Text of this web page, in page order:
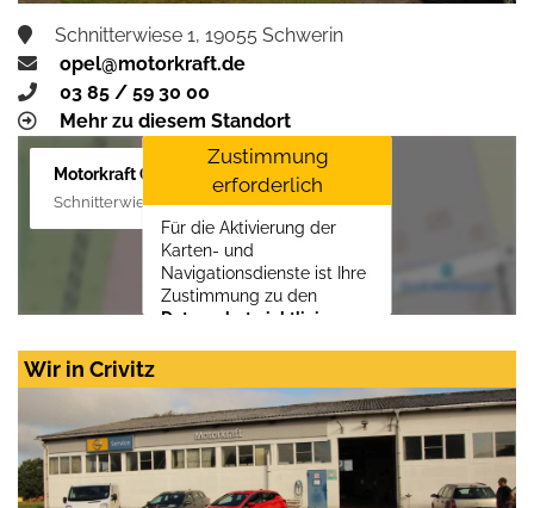
Schnitterwiese 1, 19055 Schwerin
opel@motorkraft.de
03 85 / 59 30 00
Mehr zu diesem Standort
Motorkraft GmbH
Schnitterwiese 1, 19055 Schwerin
Zustimmung
erforderlich
Für die Aktivierung der
Karten- und
Navigationsdienste ist Ihre
Zustimmung zu den
Datenschutzrichtlinien
Zustimmen und
aktivieren
Wir in Crivitz